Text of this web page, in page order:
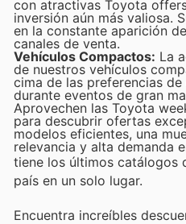
con atractivas Toyota
inversión aún más valiosa.
en la constante aparición
canales de venta.
Vehículos Compactos: La
de nuestros vehículos
cima de las preferencias
durante eventos de gran
Aprovechen las Toyota
para descubrir ofertas
modelos eficientes, una
relevancia y alta demanda
tiene los últimos catálogos
país en un solo lugar.
Encuentra increíbles